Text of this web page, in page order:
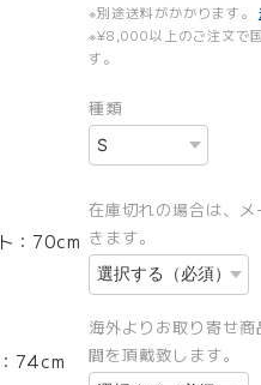
70cm
74cm
※別途送料がかかります。
※¥8,000以上のご注文で
す。
種類
在庫切れの場合は、
きます。
海外よりお取り寄せ
間を頂戴致します。